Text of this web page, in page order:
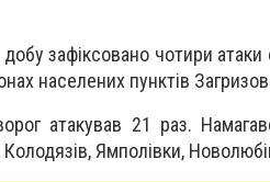
добу зафіксовано чотири
населених пунктів
атакував 21 раз.
Колодязів, Ямполівки,